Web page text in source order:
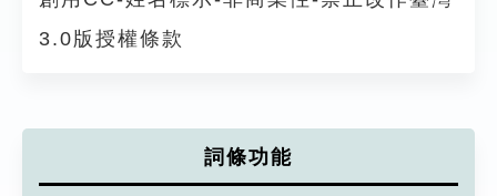
3.0版授權條款
詞條功能